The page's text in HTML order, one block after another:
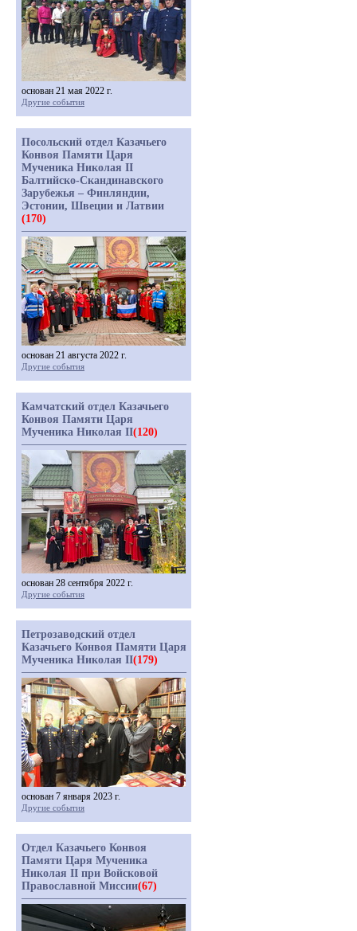
основан 21 мая 2022 г.
Другие события
Посольский отдел Казачьего
Конвоя Памяти Царя
Мученика Николая II
Балтийско-Скандинавского
Зарубежья – Финляндии,
Эстонии, Швеции и Латвии
(170)
основан 21 августа 2022 г.
Другие события
Камчатский отдел Казачьего
Конвоя Памяти Царя
Мученика Николая II(120)
основан 28 сентября 2022 г.
Другие события
Петрозаводский отдел
Казачьего Конвоя Памяти Царя
Мученика Николая II(179)
основан 7 января 2023 г.
Другие события
Отдел Казачьего Конвоя
Памяти Царя Мученика
Николая II при Войсковой
Православной Миссии(67)